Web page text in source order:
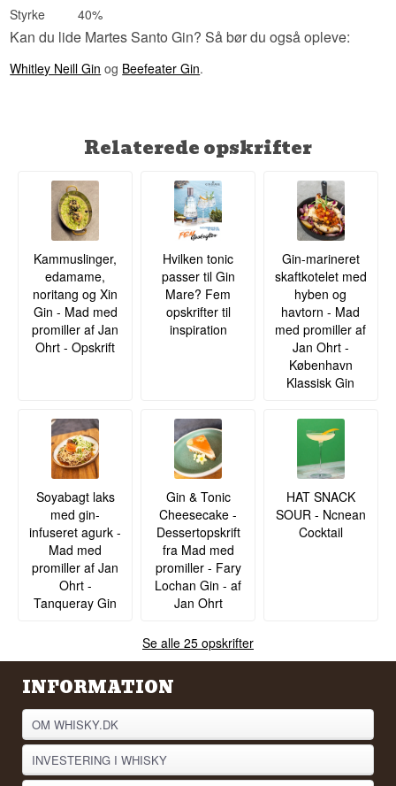
Styrke 40%
Kan du lide Martes Santo Gin? Så bør du også opleve:
Whitley Neill Gin og Beefeater Gin.
Relaterede opskrifter
Kammuslinger,
edamame,
noritang og Xin
Gin - Mad med
promiller af Jan
Ohrt - Opskrift
Hvilken tonic
passer til Gin
Mare? Fem
opskrifter til
inspiration
Gin-marineret
skaftkotelet med
hyben og
havtorn - Mad
med promiller af
Jan Ohrt -
København
Klassisk Gin
Soyabagt laks
med gin-
infuseret agurk -
Mad med
promiller af Jan
Ohrt -
Tanqueray Gin
Gin & Tonic
Cheesecake -
Dessertopskrift
fra Mad med
promiller - Fary
Lochan Gin - af
Jan Ohrt
HAT SNACK
SOUR - Ncnean
Cocktail
Se alle 25 opskrifter
INFORMATION
OM WHISKY.DK
INVESTERING I WHISKY